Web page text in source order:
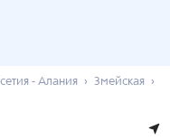
- Алания
Змейская